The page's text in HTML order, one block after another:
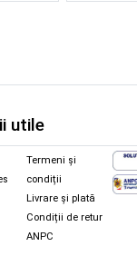
utile
Termeni și
condiții
Livrare și plată
Condiții de retur
ANPC